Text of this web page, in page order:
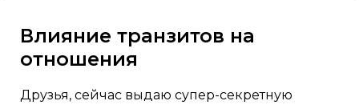
Влияние транзитов на
отношения
Друзья, сейчас выдаю супер-секретную